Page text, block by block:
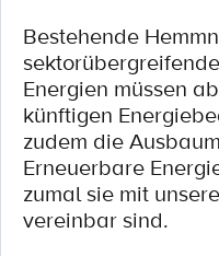
Bestehende
Energien müssen
künftigen
zudem die
Erneuerbare
zumal sie mit
vereinbar sind.